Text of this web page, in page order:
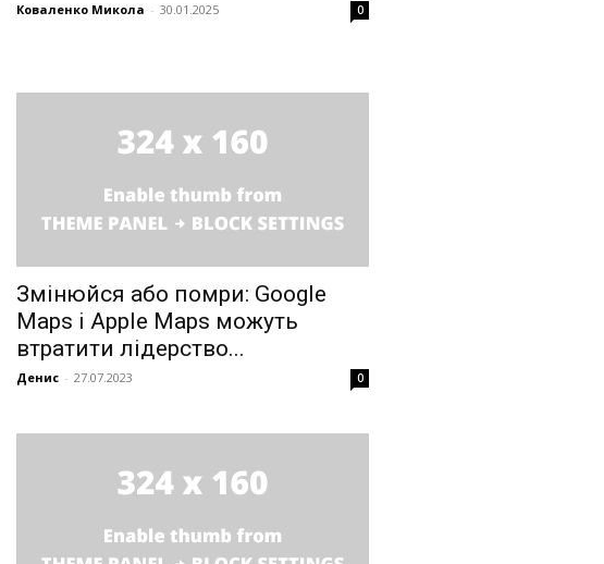
Коваленко Микола - 30.01.2025 0
Змінюйся або помри: Google
Maps і Apple Maps можуть
втратити лідерство...
Денис - 27.07.2023 0